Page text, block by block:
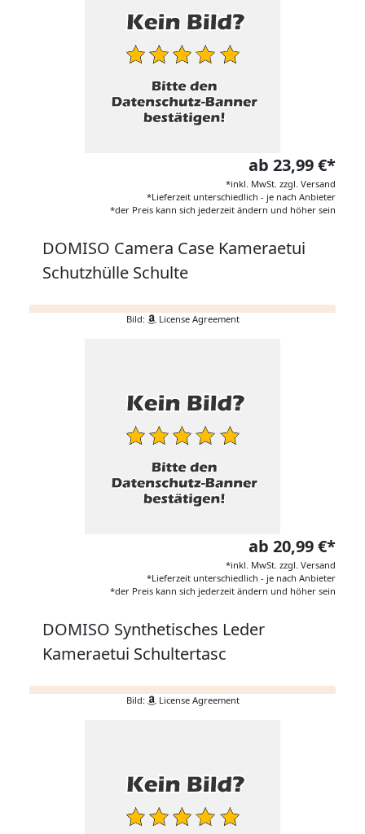
ab 23,99 €*
*inkl. MwSt. zzgl. Versand
*Lieferzeit unterschiedlich - je nach Anbieter
*der Preis kann sich jederzeit ändern und höher sein
DOMISO Camera Case Kameraetui
Schutzhülle Schulte
Bild: License Agreement
ab 20,99 €*
*inkl. MwSt. zzgl. Versand
*Lieferzeit unterschiedlich - je nach Anbieter
*der Preis kann sich jederzeit ändern und höher sein
DOMISO Synthetisches Leder
Kameraetui Schultertasc
Bild: License Agreement